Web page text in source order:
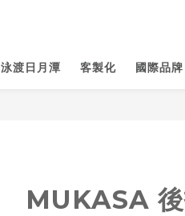
泳渡日月潭 客製化 國際品牌
MUKASA